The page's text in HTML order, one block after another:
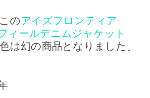
のアイズフロンティア
ィールデニムジャケット
は幻の商品となりました。